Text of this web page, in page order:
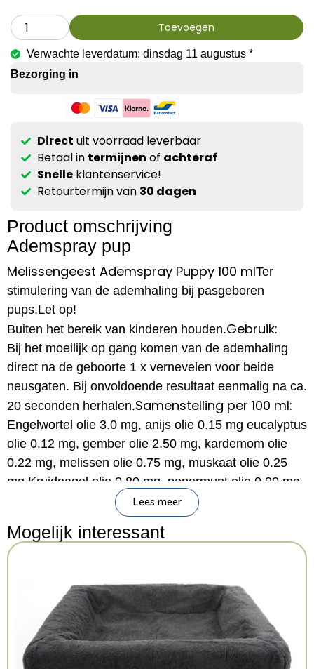
Toevoegen
Verwachte leverdatum: dinsdag 11 augustus *
Bezorging in
Direct uit voorraad leverbaar
Betaal in termijnen of achteraf
Snelleklantenservice!
Retourtermijn van 30 dagen
Product omschrijving
Ademspray pup
Melissengeest Ademspray Puppy 100 mlTer
stimulering van de ademhaling bij pasgeboren
pups.Let op!
Buiten het bereik van kinderen houden.Gebruik:
Bij het moeilijk op gang komen van de ademhaling
direct na de geboorte 1 x vernevelen voor beide
neusgaten. Bij onvoldoende resultaat eenmalig na ca.
20 seconden herhalen.Samenstelling per 100 ml:
Engelwortel olie 3.0 mg, anijs olie 0.15 mg eucalyptus
olie 0.12 mg, gember olie 2.50 mg, kardemom olie
0.22 mg, melissen olie 0.75 mg, muskaat olie 0.25
mg,Kruidnagel olie 0.80 mg, pepermunt olie 0.90 mg,
peperolie 0.49 mg, sinaasappel olie 0.20 mg,
jeneverbes olie 0.15 mg, en kaneel olie 0.30 mg, 80%
alcohol, en gereinigd water.Inhoud:100 ml
Kenmerken: 100 ml
Lees meer
Mogelijk interessant